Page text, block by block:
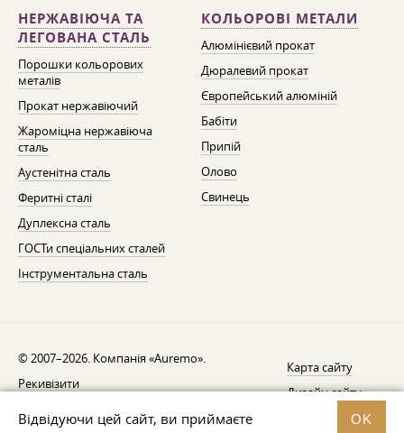
Відвідуючи цей сайт, ви приймаєте
OK
НЕРЖАВІЮЧА ТА
ЛЕГОВАНА СТАЛЬ
Порошки кольорових
металів
Прокат нержавіючий
Жароміцна нержавіюча
сталь
Аустенітна сталь
Феритні сталі
Дуплексна сталь
ГОСТи спеціальних сталей
Інструментальна сталь
КОЛЬОРОВІ МЕТАЛИ
Алюмінієвий прокат
Дюралевий прокат
Європейський алюміній
Бабіти
Припій
Олово
Свинець
© 2007–2026. Компанія «Auremo».
Рекивізити
Карта сайту
Дизайн сайту —